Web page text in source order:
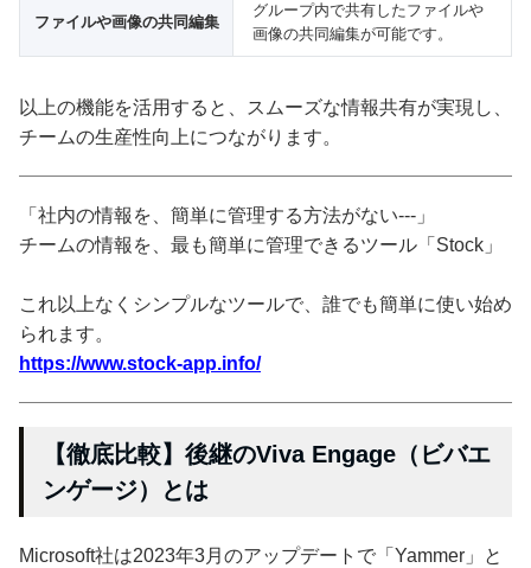
ファイルや画像の共同編集
グループ内で共有したファイルや
画像の共同編集が可能です。
以上の機能を活用すると、スムーズな情報共有が実現し、
チームの生産性向上につながります。
「社内の情報を、簡単に管理する方法がない---」
チームの情報を、最も簡単に管理できるツール「Stock」
これ以上なくシンプルなツールで、誰でも簡単に使い始め
られます。
https://www.stock-app.info/
【徹底比較】後継のViva Engage（ビバエ
ンゲージ）とは
Microsoft社は2023年3月のアップデートで「Yammer」と